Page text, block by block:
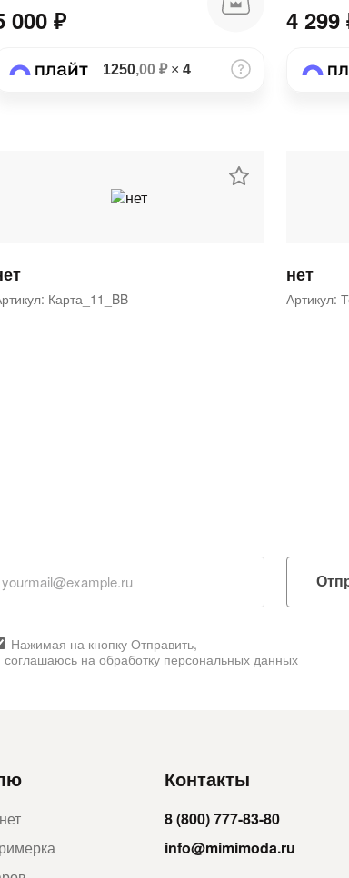
000 ₽
1250,00 ₽× 4
4 299
Карта_11_BB
нет
Артикул:
Нажимая на кнопку Отправить,
соглашаюсь на обработку персональных данных
Контакты
8 (800) 777-83-80
info@mimimoda.ru